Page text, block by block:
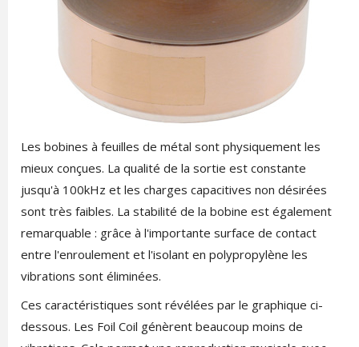
Les bobines à feuilles de métal sont physiquement les
mieux conçues. La qualité de la sortie est constante
jusqu'à 100kHz et les charges capacitives non désirées
sont très faibles. La stabilité de la bobine est également
remarquable : grâce à l'importante surface de contact
entre l'enroulement et l'isolant en polypropylène les
vibrations sont éliminées.
Ces caractéristiques sont révélées par le graphique ci-
dessous. Les Foil Coil génèrent beaucoup moins de